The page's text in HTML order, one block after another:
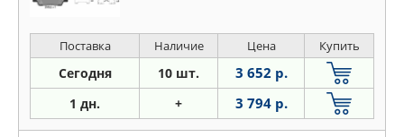
Поставка Наличие Цена Купить
Сегодня 10 шт. 3 652 р.
1 дн. + 3 794 р.